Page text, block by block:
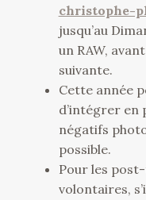
christophe-
jusqu’au
un RAW,
suivante.
Cette année
d’intégrer en
négatifs
possible.
Pour les
volontaires,